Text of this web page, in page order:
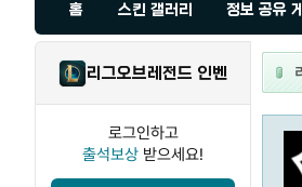
홈 스킨 갤러리 정보 공유
리그오브레전드 인벤
로그인하고
출석보상 받으세요!